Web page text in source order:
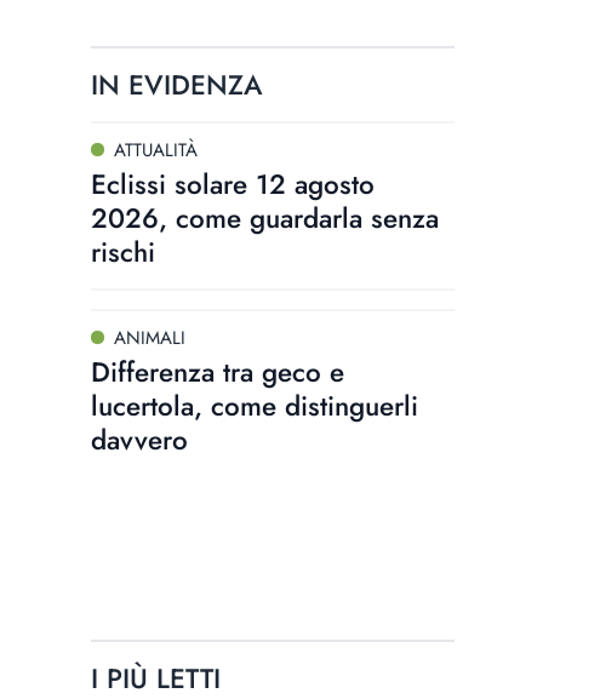
IN EVIDENZA
ATTUALITÀ
Eclissi solare 12 agosto
2026, come guardarla senza
rischi
ANIMALI
Differenza tra geco e
lucertola, come distinguerli
davvero
I PIÙ LETTI